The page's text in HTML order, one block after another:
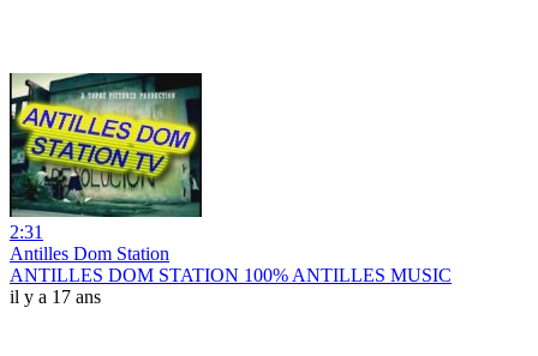
2:31
Antilles Dom Station
ANTILLES DOM STATION 100% ANTILLES MUSIC
il y a 17 ans